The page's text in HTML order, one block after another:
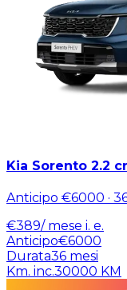
Kia Sorento 2.2
Anticipo €6000 ·
€389/ mese i. e.
Anticipo€6000
Durata36 mesi
Km. inc.30000 KM